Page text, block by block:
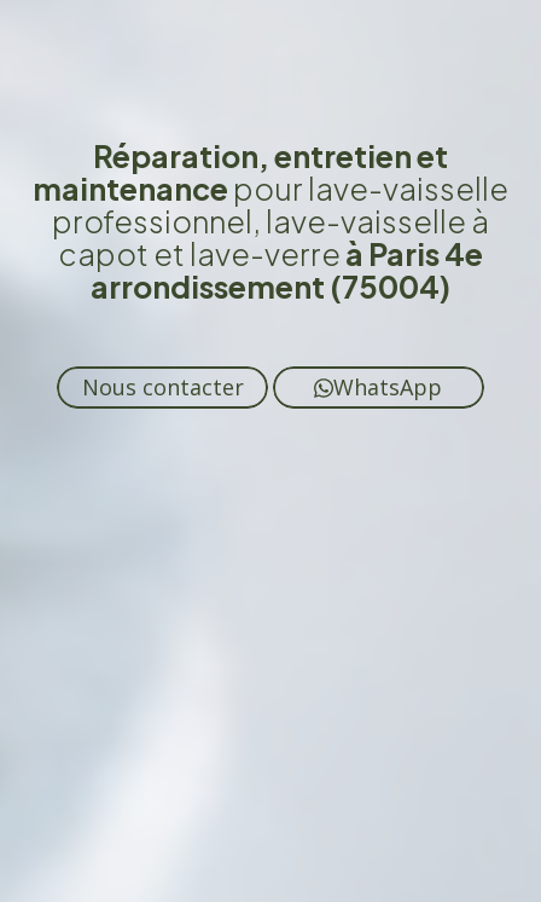
Réparation, entretien et
maintenance pour lave-vaisselle
professionnel, lave-vaisselle à
capot et lave-verreà Paris 4e
arrondissement (75004)
Nous contacter WhatsApp